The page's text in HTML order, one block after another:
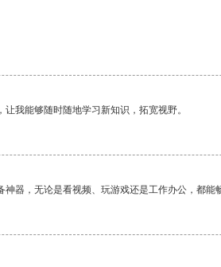
我能够随时随地学习新知识，拓宽视野。
器，无论是看视频、玩游戏还是工作办公，都